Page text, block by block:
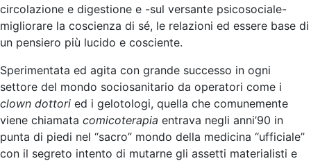
circolazione e digestione e -sul versante psicosociale-
migliorare la coscienza di sé, le relazioni ed essere base di
un pensiero più lucido e cosciente.
Sperimentata ed agita con grande successo in ogni
settore del mondo sociosanitario da operatori come i
clown dottori ed i gelotologi, quella che comunemente
viene chiamata comicoterapia entrava negli anni’90 in
punta di piedi nel “sacro” mondo della medicina “ufficiale”
con il segreto intento di mutarne gli assetti materialisti e